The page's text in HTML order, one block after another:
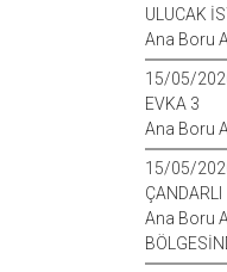
ULUCAK
Ana Boru
15/05/
EVKA 3
Ana Boru
15/05/
ÇANDARLI
Ana Boru